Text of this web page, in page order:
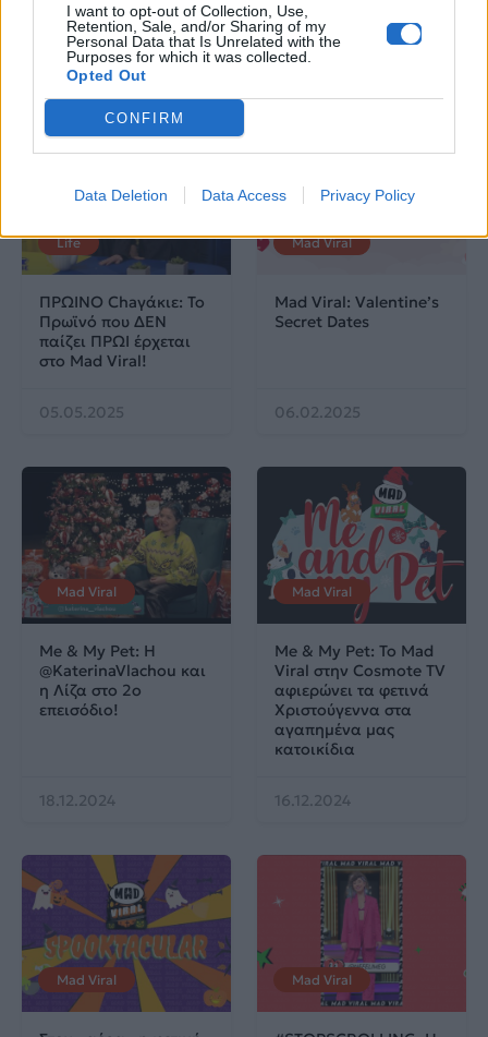
I want to opt-out of Collection, Use,
Retention, Sale, and/or Sharing of my
Personal Data that Is Unrelated with the
Purposes for which it was collected.
Opted Out
CONFIRM
Data Deletion Data Access Privacy Policy
γέλιο
21.07.2025
@tsioras_aj
13.05.2025
Life
ΠΡΩΙΝΟ Chaγάκιε: Το
Πρωϊνό που ΔΕΝ
παίζει ΠΡΩΙ έρχεται
στο Mad Viral!
05.05.2025
Mad Viral
Mad Viral: Valentine’s
Secret Dates
06.02.2025
Mad Viral
Me & My Pet: Η
‪@KaterinaVlachou‬ και
η Λίζα στο 2ο
επεισόδιο!
18.12.2024
Mad Viral
Me & My Pet: Το Mad
Viral στην Cosmote TV
αφιερώνει τα φετινά
Χριστούγεννα στα
αγαπημένα μας
κατοικίδια
16.12.2024
Mad Viral Mad Viral